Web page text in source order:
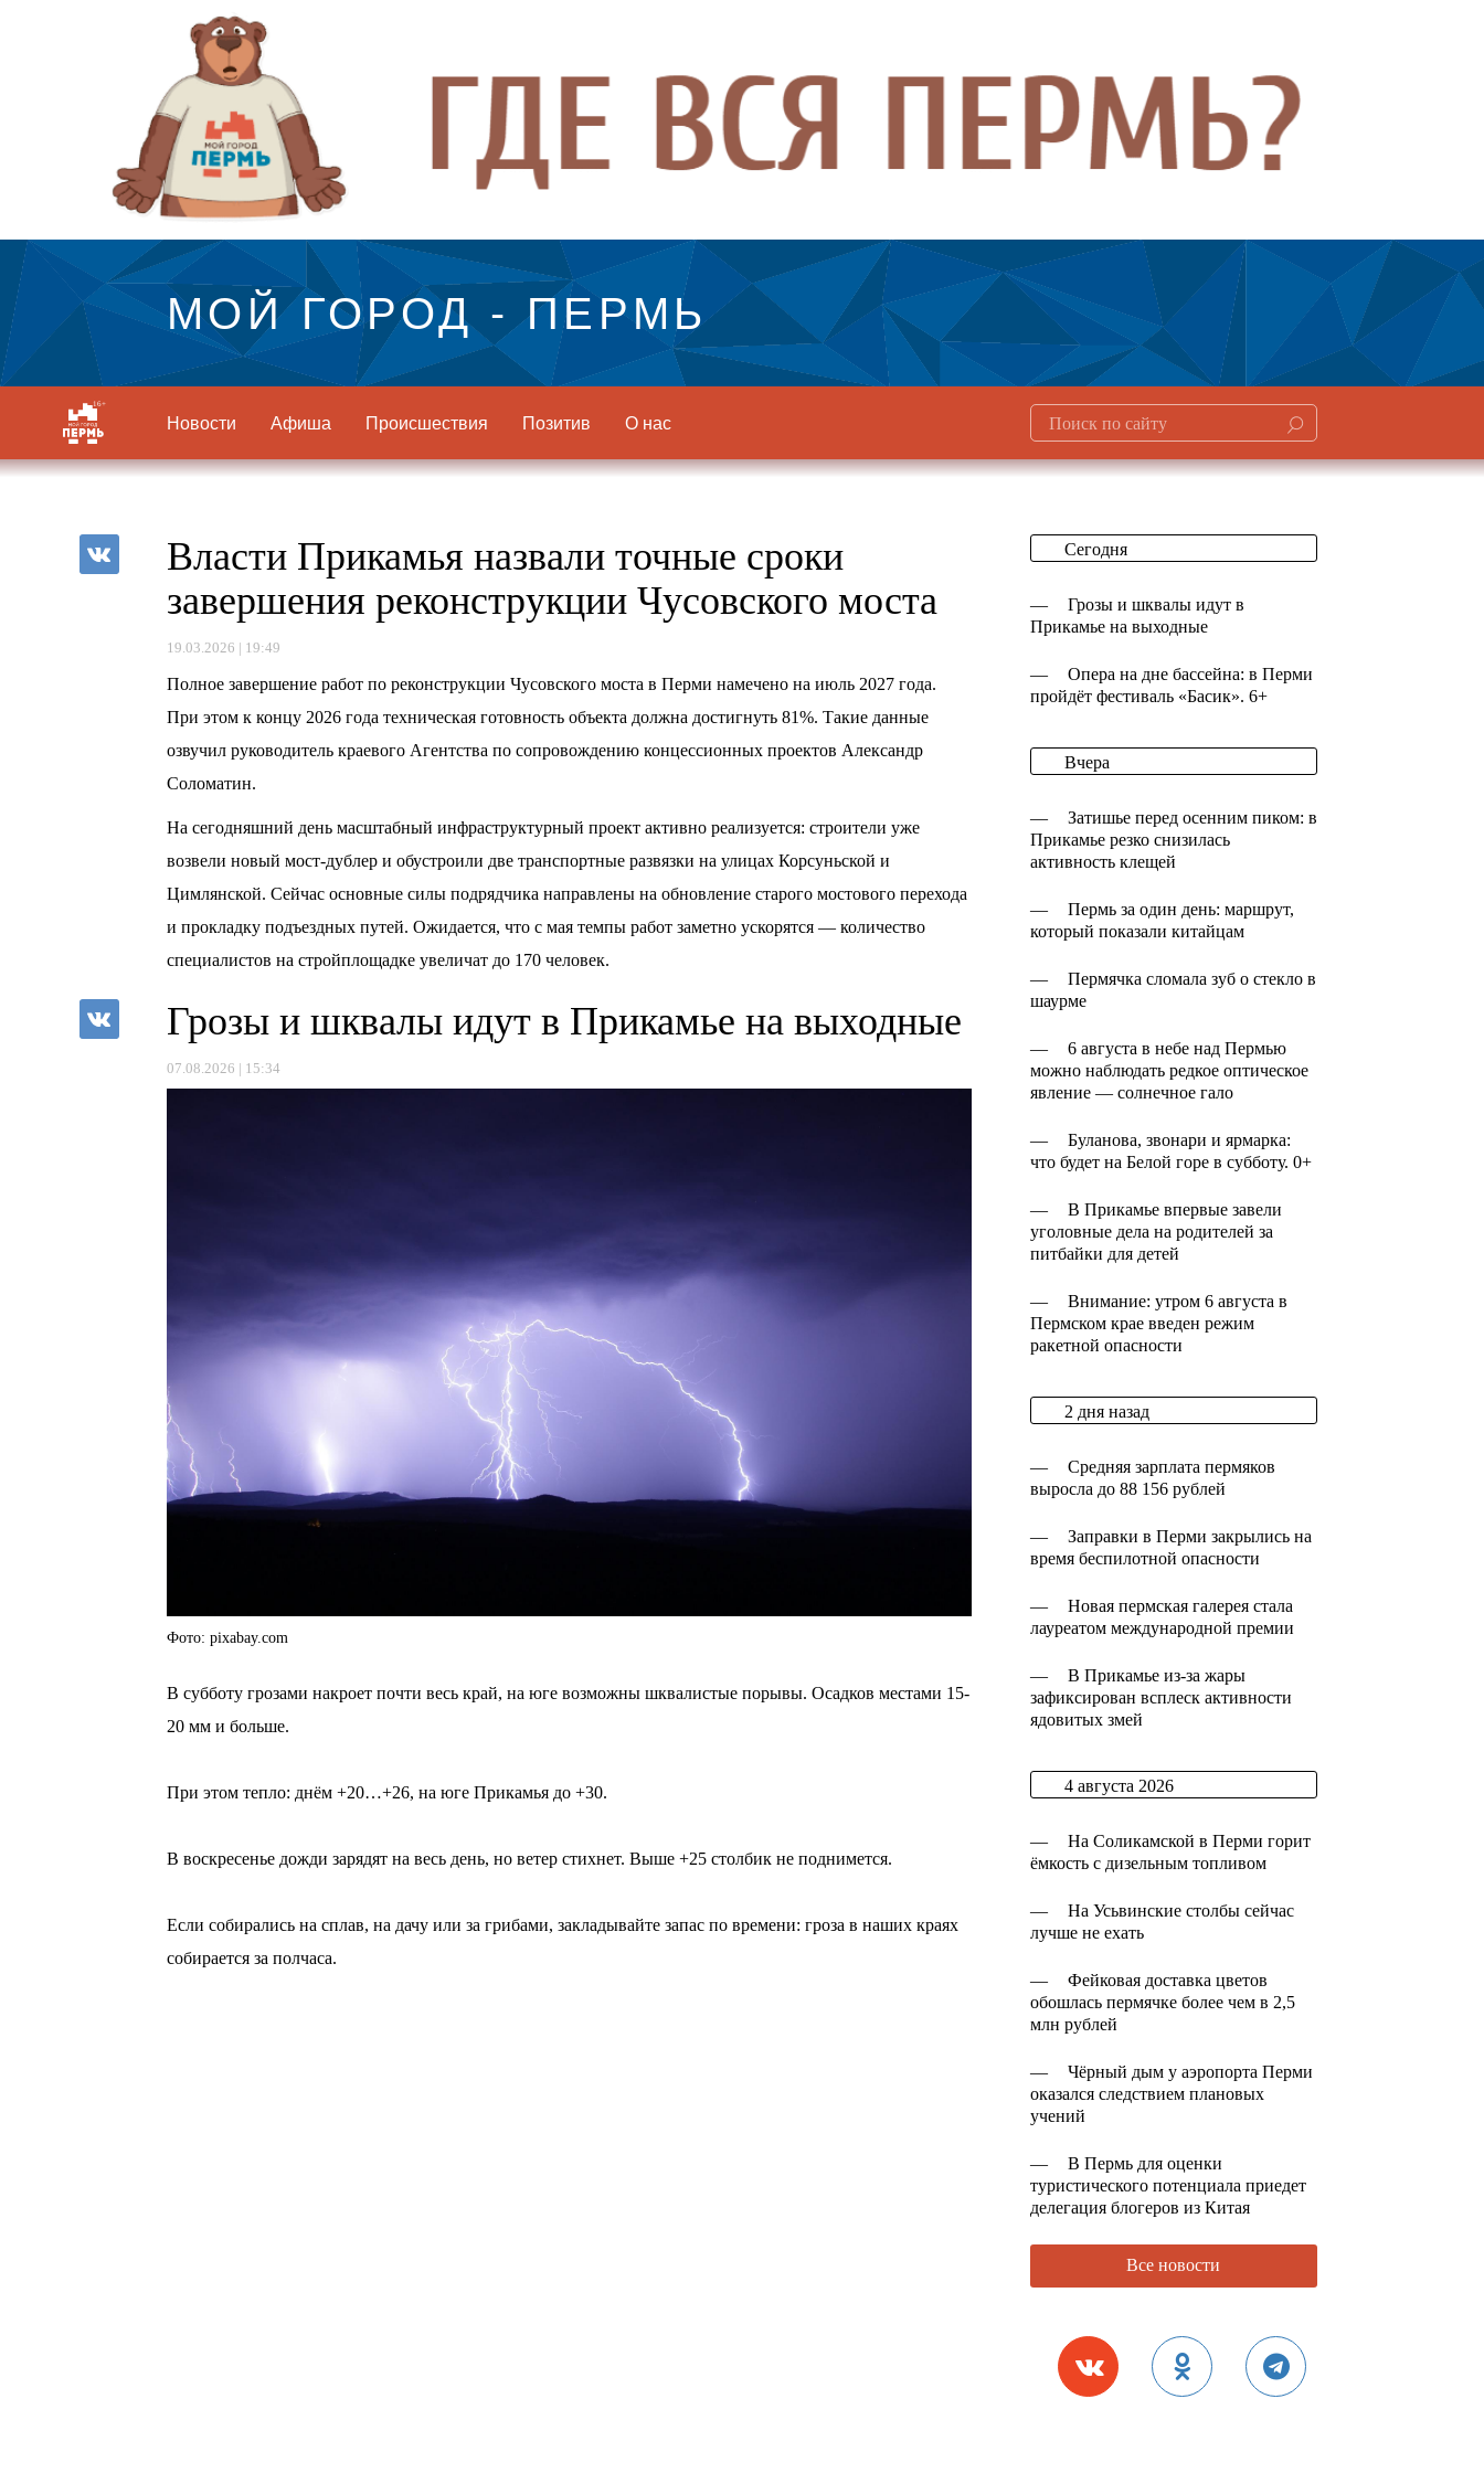
МОЙ ГОРОД - ПЕРМЬ
Новости Афиша Происшествия Позитив О нас
Власти Прикамья назвали точные сроки
завершения реконструкции Чусовского моста
19.03.2026 | 19:49
Полное завершение работ по реконструкции Чусовского моста в Перми намечено на июль 2027 года.
При этом к концу 2026 года техническая готовность объекта должна достигнуть 81%. Такие данные
озвучил руководитель краевого Агентства по сопровождению концессионных проектов Александр
Соломатин.
На сегодняшний день масштабный инфраструктурный проект активно реализуется: строители уже
возвели новый мост-дублер и обустроили две транспортные развязки на улицах Корсуньской и
Цимлянской. Сейчас основные силы подрядчика направлены на обновление старого мостового перехода
и прокладку подъездных путей. Ожидается, что с мая темпы работ заметно ускорятся — количество
специалистов на стройплощадке увеличат до 170 человек.
Грозы и шквалы идут в Прикамье на выходные
07.08.2026 | 15:34
Фото: pixabay.com
В субботу грозами накроет почти весь край, на юге возможны шквалистые порывы. Осадков местами 15-
20 мм и больше.
При этом тепло: днём +20…+26, на юге Прикамья до +30.
В воскресенье дожди зарядят на весь день, но ветер стихнет. Выше +25 столбик не поднимется.
Если собирались на сплав, на дачу или за грибами, закладывайте запас по времени: гроза в наших краях
собирается за полчаса.
Сегодня
—
Грозы и шквалы идут в
Прикамье на выходные
—
Опера на дне бассейна: в Перми
пройдёт фестиваль «Басик». 6+
Вчера
—
Затишье перед осенним пиком: в
Прикамье резко снизилась
активность клещей
—
Пермь за один день: маршрут,
который показали китайцам
—
Пермячка сломала зуб о стекло в
шаурме
—
6 августа в небе над Пермью
можно наблюдать редкое оптическое
явление — солнечное гало
—
Буланова, звонари и ярмарка:
что будет на Белой горе в субботу. 0+
—
В Прикамье впервые завели
уголовные дела на родителей за
питбайки для детей
—
Внимание: утром 6 августа в
Пермском крае введен режим
ракетной опасности
2 дня назад
—
Средняя зарплата пермяков
выросла до 88 156 рублей
—
Заправки в Перми закрылись на
время беспилотной опасности
—
Новая пермская галерея стала
лауреатом международной премии
—
В Прикамье из-за жары
зафиксирован всплеск активности
ядовитых змей
4 августа 2026
—
На Соликамской в Перми горит
ёмкость с дизельным топливом
—
На Усьвинские столбы сейчас
лучше не ехать
—
Фейковая доставка цветов
обошлась пермячке более чем в 2,5
млн рублей
—
Чёрный дым у аэропорта Перми
оказался следствием плановых
учений
—
В Пермь для оценки
туристического потенциала приедет
делегация блогеров из Китая
Все новости